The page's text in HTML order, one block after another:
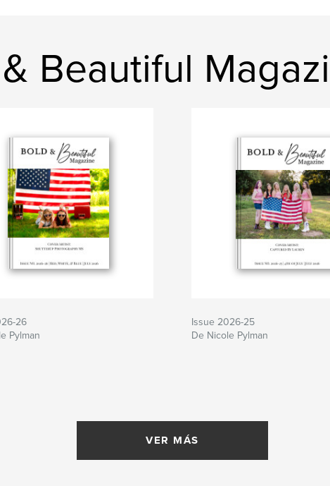
Beautiful
26
Pylman
Issue 2026-25
De Nicole Pylman
VER MÁS